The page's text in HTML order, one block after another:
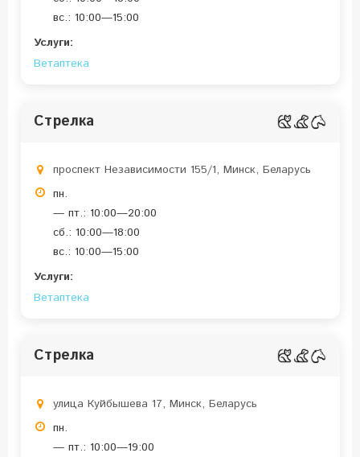
вс.: 10:00—15:00
Услуги:
Ветаптека
Стрелка
проспект Независимости 155/1, Минск, Беларусь
пн.
— пт.: 10:00—20:00
сб.: 10:00—18:00
вс.: 10:00—15:00
Услуги:
Ветаптека
Стрелка
улица Куйбышева 17, Минск, Беларусь
пн.
— пт.: 10:00—19:00